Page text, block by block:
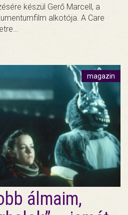
készül Gerő Marcell, a
alkotója. A Care
magazin
álmaim,